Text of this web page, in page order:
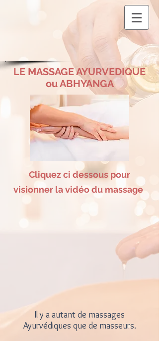
LE MASSAGE AYURVEDIQUE
ou ABHYANGA
Cliquez ci dessous pour
visionner la vidéo du massage
Il y a autant de massages
Ayurvédiques que de masseurs.